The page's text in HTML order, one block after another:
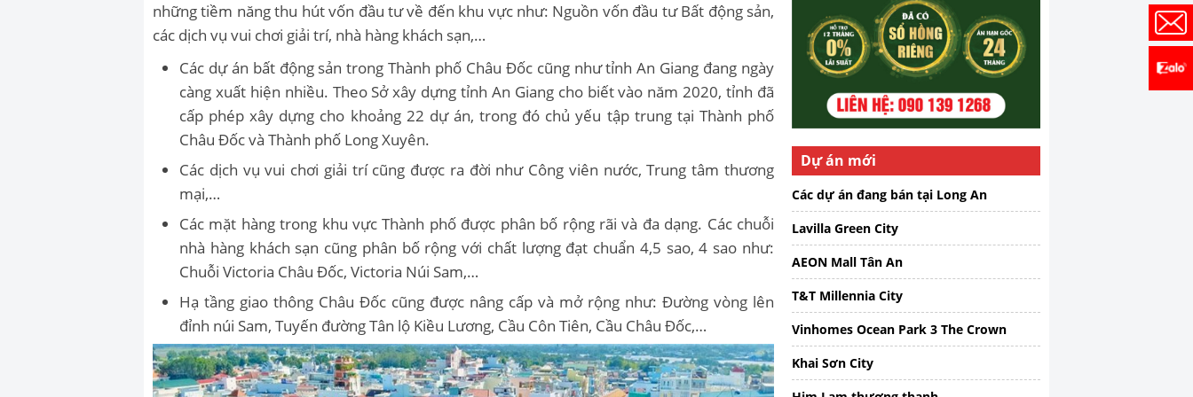
những tiềm năng thu hút vốn đầu tư về đến khu vực như: Nguồn vốn đầu tư Bất động sản,
các dịch vụ vui chơi giải trí, nhà hàng khách sạn,…
Các dự án bất động sản trong Thành phố Châu Đốc cũng như tỉnh An Giang đang ngày
càng xuất hiện nhiều. Theo Sở xây dựng tỉnh An Giang cho biết vào năm 2020, tỉnh đã
cấp phép xây dựng cho khoảng 22 dự án, trong đó chủ yếu tập trung tại Thành phố
Châu Đốc và Thành phố Long Xuyên.
Các dịch vụ vui chơi giải trí cũng được ra đời như Công viên nước, Trung tâm thương
mại,…
Các mặt hàng trong khu vực Thành phố được phân bố rộng rãi và đa dạng. Các chuỗi
nhà hàng khách sạn cũng phân bố rộng với chất lượng đạt chuẩn 4,5 sao, 4 sao như:
Chuỗi Victoria Châu Đốc, Victoria Núi Sam,…
Hạ tầng giao thông Châu Đốc cũng được nâng cấp và mở rộng như: Đường vòng lên
đỉnh núi Sam, Tuyến đường Tân lộ Kiều Lương, Cầu Côn Tiên, Cầu Châu Đốc,…
Dự án mới
Các dự án đang bán tại Long An
Lavilla Green City
AEON Mall Tân An
T&T Millennia City
Vinhomes Ocean Park 3 The Crown
Khai Sơn City